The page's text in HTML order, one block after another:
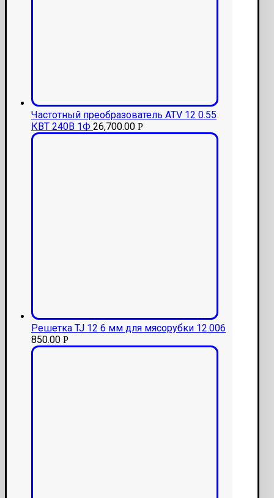
Частотный преобразователь ATV 12 0.55
КВТ 240В 1Ф 26,700.00 Р
Решетка TJ 12 6 мм для мясорубки 12.006
850.00 Р